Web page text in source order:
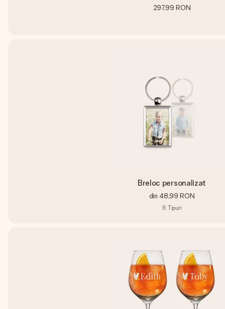
297,99 RON
Breloc personalizat
din 48,99 RON
6 Tipuri